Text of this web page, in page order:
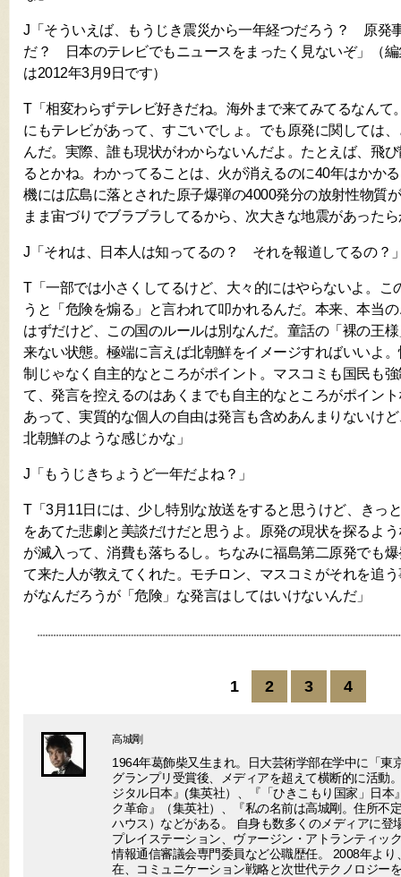
J「そういえば、もうじき震災から一年経つだろう？ 原発
だ？ 日本のテレビでもニュースをまったく見ないぞ」（
は2012年3月9日です）
T「相変わらずテレビ好きだね。海外まで来てみてるなんて
にもテレビがあって、すごいでしょ。でも原発に関しては
んだ。実際、誰も現状がわからないんだよ。たとえば、飛
るとかね。わかってることは、火が消えるのに40年はかか
機には広島に落とされた原子爆弾の4000発分の放射性物質
まま宙づりでブラブラしてるから、次大きな地震があった
J「それは、日本人は知ってるの？ それを報道してるの？
T「一部では小さくしてるけど、大々的にはやらないよ。こ
うと「危険を煽る」と言われて叩かれるんだ。本来、本当
はずだけど、この国のルールは別なんだ。童話の「裸の王
来ない状態。極端に言えば北朝鮮をイメージすればいいよ
制じゃなく自主的なところがポイント。マスコミも国民も
て、発言を控えるのはあくまでも自主的なところがポイン
あって、実質的な個人の自由は発言も含めあんまりないけ
北朝鮮のような感じかな」
J「もうじきちょうど一年だよね？」
T「3月11日には、少し特別な放送をすると思うけど、きっ
をあてた悲劇と美談だけだと思うよ。原発の現状を探るよ
が滅入って、消費も落ちるし。ちなみに福島第二原発でも
て来た人が教えてくれた。モチロン、マスコミがそれを追
がなんだろうが「危険」な発言はしてはいけないんだ」
1 2 3 4
高城剛
1964年葛飾柴又生まれ。日大芸術学部在学中に「東
グランプリ受賞後、メディアを超えて横断的に活
ジタル日本』(集英社）、『「ひきこもり国家」日本
ク革命』（集英社）、『私の名前は高城剛。住所不
ハウス）などがある。 自身も数多くのメディアに登
プレイステーション、ヴァージン・アトランティッ
情報通信審議会専門委員など公職歴任。 2008年よ
在、コミュニケーション戦略と次世代テクノロジー